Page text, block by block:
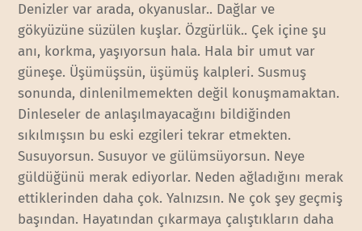
Denizler var arada, okyanuslar.. Dağlar ve
gökyüzüne süzülen kuşlar. Özgürlük.. Çek içine şu
anı, korkma, yaşıyorsun hala. Hala bir umut var
güneşe. Üşümüşsün, üşümüş kalpleri. Susmuş
sonunda, dinlenilmemekten değil konuşmamaktan.
Dinleseler de anlaşılmayacağını bildiğinden
sıkılmışsın bu eski ezgileri tekrar etmekten.
Susuyorsun. Susuyor ve gülümsüyorsun. Neye
güldüğünü merak ediyorlar. Neden ağladığını merak
ettiklerinden daha çok. Yalnızsın. Ne çok şey geçmiş
başından. Hayatından çıkarmaya çalıştıkların daha